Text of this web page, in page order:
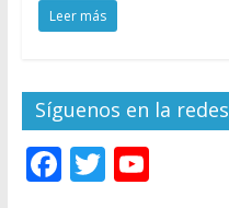
Leer más
Síguenos en la redes
F T Y